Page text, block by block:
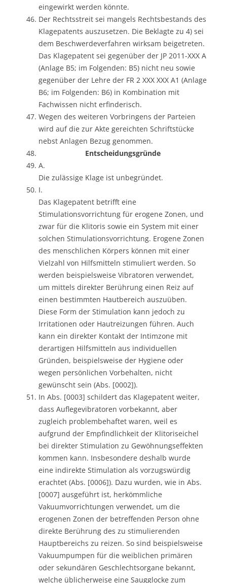
eingewirkt werden könnte.
Der Rechtsstreit sei mangels Rechtsbestands des
Klagepatents auszusetzen. Die Beklagte zu 4) sei
dem Beschwerdeverfahren wirksam beigetreten.
Das Klagepatent sei gegenüber der JP 2011-XXX A
(Anlage B5; im Folgenden: B5) nicht neu sowie
gegenüber der Lehre der FR 2 XXX XXX A1 (Anlage
B6; im Folgenden: B6) in Kombination mit
Fachwissen nicht erfinderisch.
Wegen des weiteren Vorbringens der Parteien
wird auf die zur Akte gereichten Schriftstücke
nebst Anlagen Bezug genommen.
Entscheidungsgründe
A.
Die zulässige Klage ist unbegründet.
I.
Das Klagepatent betrifft eine
Stimulationsvorrichtung für erogene Zonen, und
zwar für die Klitoris sowie ein System mit einer
solchen Stimulationsvorrichtung. Erogene Zonen
des menschlichen Körpers können mit einer
Vielzahl von Hilfsmitteln stimuliert werden. So
werden beispielsweise Vibratoren verwendet,
um mittels direkter Berührung einen Reiz auf
einen bestimmten Hautbereich auszuüben.
Diese Form der Stimulation kann jedoch zu
Irritationen oder Hautreizungen führen. Auch
kann ein direkter Kontakt der Intimzone mit
derartigen Hilfsmitteln aus individuellen
Gründen, beispielsweise der Hygiene oder
wegen persönlichen Vorbehalten, nicht
gewünscht sein (Abs. [0002]).
In Abs. [0003] schildert das Klagepatent weiter,
dass Auflegevibratoren vorbekannt, aber
zugleich problembehaftet waren, weil es
aufgrund der Empfindlichkeit der Klitoriseichel
bei direkter Stimulation zu Gewöhnungseffekten
kommen kann. Insbesondere deshalb wurde
eine indirekte Stimulation als vorzugswürdig
erachtet (Abs. [0006]). Dazu wurden, wie in Abs.
[0007] ausgeführt ist, herkömmliche
Vakuumvorrichtungen verwendet, um die
erogenen Zonen der betreffenden Person ohne
direkte Berührung des zu stimulierenden
Hauptbereichs zu reizen. So sind beispielsweise
Vakuumpumpen für die weiblichen primären
oder sekundären Geschlechtsorgane bekannt,
welche üblicherweise eine Saugglocke zum